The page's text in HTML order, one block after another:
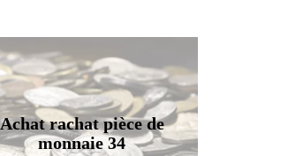
Achat rachat pièce de
monnaie 34